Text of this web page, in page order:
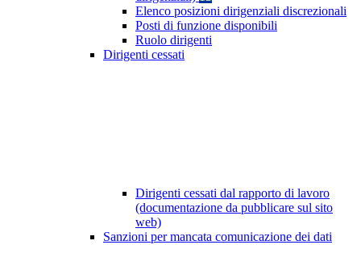
Elenco posizioni dirigenziali discrezionali
Posti di funzione disponibili
Ruolo dirigenti
Dirigenti cessati
Dirigenti cessati dal rapporto di lavoro
(documentazione da pubblicare sul sito
web)
Sanzioni per mancata comunicazione dei dati